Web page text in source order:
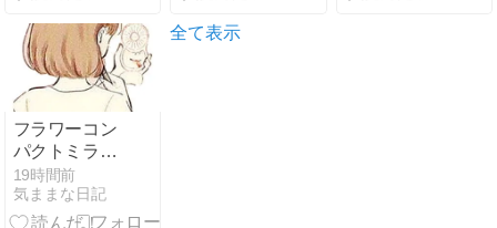
フラワーコン
パクトミラー
ファン
19時間前
気ままな日記
全て表示